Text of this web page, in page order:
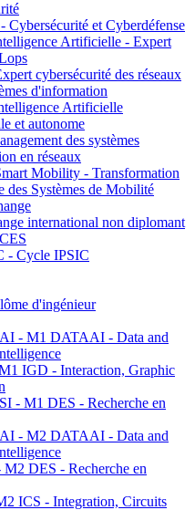
Cybersécurité et Cyberdéfense
Artificielle - Expert
cybersécurité des réseaux
d'information
Artificielle
et autonome
des systèmes
en réseaux
Mobility - Transformation
des Systèmes de Mobilité
international non diplomant
- Cycle IPSIC
d'ingénieur
- M1 DATAAI - Data and
IGD - Interaction, Graphic
- M1 DES - Recherche en
- M2 DATAAI - Data and
DES - Recherche en
ICS - Integration, Circuits